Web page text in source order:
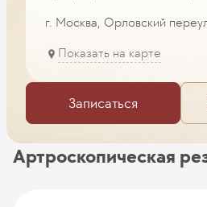
г. Москва, Орловский
Показать на карте
Записаться
Артроскопическая